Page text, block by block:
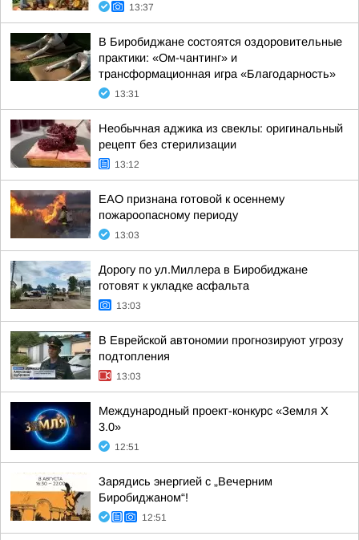
13:37
В Биробиджане состоятся оздоровительные
практики: «Ом-чантинг» и
трансформационная игра «Благодарность»
13:31
Необычная аджика из свеклы: оригинальный
рецепт без стерилизации
13:12
ЕАО признана готовой к осеннему
пожароопасному периоду
13:03
Дорогу по ул.Миллера в Биробиджане
готовят к укладке асфальта
13:03
В Еврейской автономии прогнозируют угрозу
подтопления
13:03
Международный проект-конкурс «Земля X
3.0»
12:51
Зарядись энергией с „Вечерним
Биробиджаном“!
12:51